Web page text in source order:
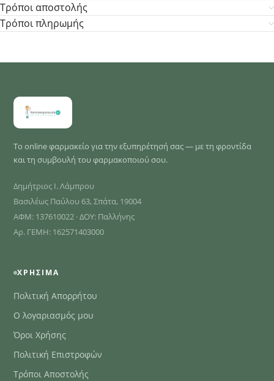
Τρόποι αποστολής
Τρόποι πληρωμής
Το online φαρμακείο για την εξυπηρέτησή σας — με τη φροντίδα
και τη συμβουλή του φαρμακοποιού σου.
Δημήτριος Ι. Λάμπρου
Βασιλέως Παύλου 63, Σπάτα, 19004
ΑΦΜ: 137610022 · ΔΟΥ: Παλλήνης
Αρ. ΓΕΜΗ: 162571403000
ΧΡΉΣΙΜΑ
Πολιτική Απορρήτου
Ο λογαριασμός μου
Όροι Χρήσης
Πολιτική Επιστροφών
Τρόποι Αποστολής